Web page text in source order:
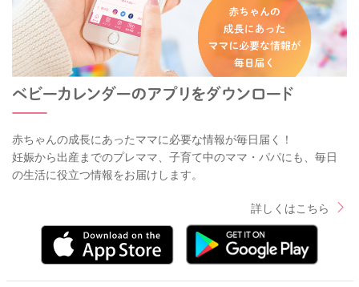
赤ちゃんの成長にあったママに必要な情報が毎日届く！
妊娠から出産までのプレママ、子育て中のママ・パパにも、毎日
の生活に役立つ情報をお届けします。
詳しくはこちら